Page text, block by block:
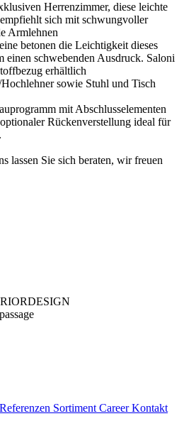
Herrenzimmer, diese leichte
sich mit schwungvoller
Armlehnen
betonen die Leichtigkeit dieses
einen schwebenden Ausdruck. Saloni
erhältlich
sowie Stuhl und Tisch
mit Abschlusselementen
Rückenverstellung ideal für
lassen Sie sich beraten, wir freuen
Referenzen Sortiment CareerKontakt